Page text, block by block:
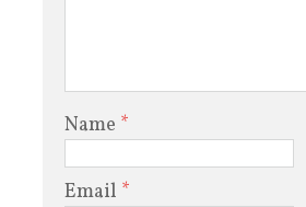
Name *
Email *